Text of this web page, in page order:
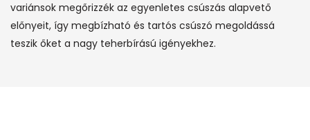
variánsok megőrizzék az egyenletes csúszás alapvető
előnyeit, így megbízható és tartós csúszó megoldássá
teszik őket a nagy teherbírású igényekhez.